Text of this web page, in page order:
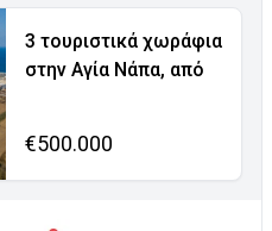
3 τουριστικά χωράφια
στην Αγία Νάπα, από
€500.000